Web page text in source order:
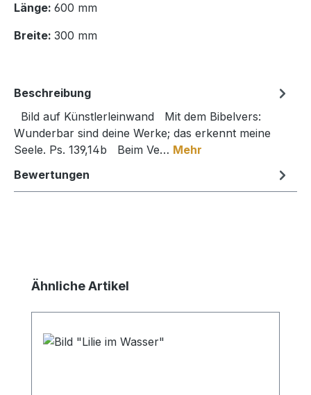
Länge: 600 mm
Breite: 300 mm
Beschreibung
Bild auf Künstlerleinwand Mit dem Bibelvers:
Wunderbar sind deine Werke; das erkennt meine
Seele. Ps. 139,14b Beim Ve… Mehr
Bewertungen
Produktgalerie überspringen
Ähnliche Artikel